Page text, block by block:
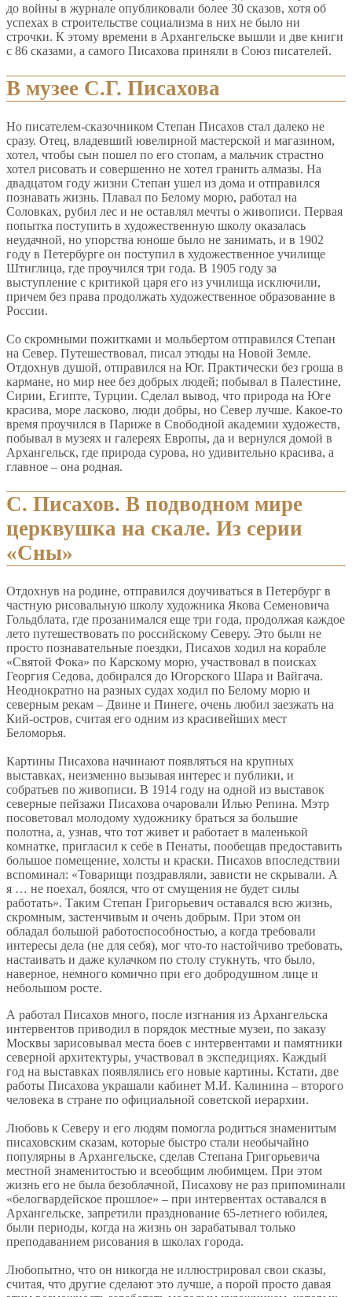
до войны в журнале опубликовали более 30 сказов, хотя об
успехах в строительстве социализма в них не было ни
строчки. К этому времени в Архангельске вышли и две книги
с 86 сказами, а самого Писахова приняли в Союз писателей.
В музее С.Г. Писахова
Но писателем-сказочником Степан Писахов стал далеко не
сразу. Отец, владевший ювелирной мастерской и магазином,
хотел, чтобы сын пошел по его стопам, а мальчик страстно
хотел рисовать и совершенно не хотел гранить алмазы. На
двадцатом году жизни Степан ушел из дома и отправился
познавать жизнь. Плавал по Белому морю, работал на
Соловках, рубил лес и не оставлял мечты о живописи. Первая
попытка поступить в художественную школу оказалась
неудачной, но упорства юноше было не занимать, и в 1902
году в Петербурге он поступил в художественное училище
Штиглица, где проучился три года. В 1905 году за
выступление с критикой царя его из училища исключили,
причем без права продолжать художественное образование в
России.
Со скромными пожитками и мольбертом отправился Степан
на Север. Путешествовал, писал этюды на Новой Земле.
Отдохнув душой, отправился на Юг. Практически без гроша в
кармане, но мир нее без добрых людей; побывал в Палестине,
Сирии, Египте, Турции. Сделал вывод, что природа на Юге
красива, море ласково, люди добры, но Север лучше. Какое-то
время проучился в Париже в Свободной академии художеств,
побывал в музеях и галереях Европы, да и вернулся домой в
Архангельск, где природа сурова, но удивительно красива, а
главное – она родная.
С. Писахов. В подводном мире
церквушка на скале. Из серии
«Сны»
Отдохнув на родине, отправился доучиваться в Петербург в
частную рисовальную школу художника Якова Семеновича
Гольдблата, где прозанимался еще три года, продолжая каждое
лето путешествовать по российскому Северу. Это были не
просто познавательные поездки, Писахов ходил на корабле
«Святой Фока» по Карскому морю, участвовал в поисках
Георгия Седова, добирался до Югорского Шара и Вайгача.
Неоднократно на разных судах ходил по Белому морю и
северным рекам – Двине и Пинеге, очень любил заезжать на
Кий-остров, считая его одним из красивейших мест
Беломорья.
Картины Писахова начинают появляться на крупных
выставках, неизменно вызывая интерес и публики, и
собратьев по живописи. В 1914 году на одной из выставок
северные пейзажи Писахова очаровали Илью Репина. Мэтр
посоветовал молодому художнику браться за большие
полотна, а, узнав, что тот живет и работает в маленькой
комнатке, пригласил к себе в Пенаты, пообещав предоставить
большое помещение, холсты и краски. Писахов впоследствии
вспоминал: «Товарищи поздравляли, зависти не скрывали. А
я … не поехал, боялся, что от смущения не будет силы
работать». Таким Степан Григорьевич оставался всю жизнь,
скромным, застенчивым и очень добрым. При этом он
обладал большой работоспособностью, а когда требовали
интересы дела (не для себя), мог что-то настойчиво требовать,
настаивать и даже кулачком по столу стукнуть, что было,
наверное, немного комично при его добродушном лице и
небольшом росте.
А работал Писахов много, после изгнания из Архангельска
интервентов приводил в порядок местные музеи, по заказу
Москвы зарисовывал места боев с интервентами и памятники
северной архитектуры, участвовал в экспедициях. Каждый
год на выставках появлялись его новые картины. Кстати, две
работы Писахова украшали кабинет М.И. Калинина – второго
человека в стране по официальной советской иерархии.
Любовь к Северу и его людям помогла родиться знаменитым
писаховским сказам, которые быстро стали необычайно
популярны в Архангельске, сделав Степана Григорьевича
местной знаменитостью и всеобщим любимцем. При этом
жизнь его не была безоблачной, Писахову не раз припоминали
«белогвардейское прошлое» – при интервентах оставался в
Архангельске, запретили празднование 65-летнего юбилея,
были периоды, когда на жизнь он зарабатывал только
преподаванием рисования в школах города.
Любопытно, что он никогда не иллюстрировал свои сказы,
считая, что другие сделают это лучше, а порой просто давая